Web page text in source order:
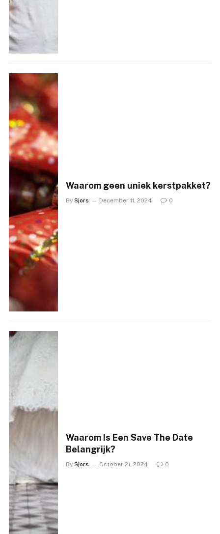
Waarom geen uniek kerstpakket?
By Sjors December 11, 2024 0
Waarom Is Een Save The Date
Belangrijk?
By Sjors October 21, 2024 0